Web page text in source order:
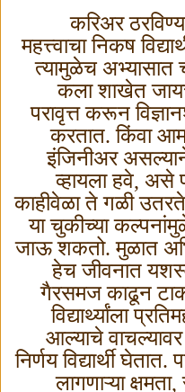
करिअर
महत्त्वाचा निकष
त्यामुळेच अभ्यासात
कला शाखेत
परावृत्त करून
करतात. किंवा
इंजिनीअर
व्हायला हवे, असे
काहीवेळा ते गळी
या चुकीच्या कल्पनांमुळे
जाऊ शकतो. मुळात
हेच जीवनात
गैरसमज काढून
विद्यार्थ्यांला
आल्याचे
निर्णय विद्यार्थी
लागणाऱ्या क्षमता,